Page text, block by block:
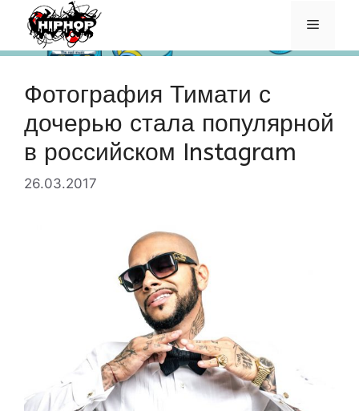
Перейти
содержимому
Меню
Фотография Тимати с
дочерью стала популярной
в российском Instagram
26.03.2017